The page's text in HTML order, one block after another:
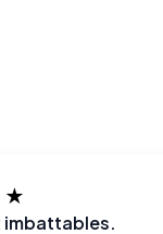
imbattables.